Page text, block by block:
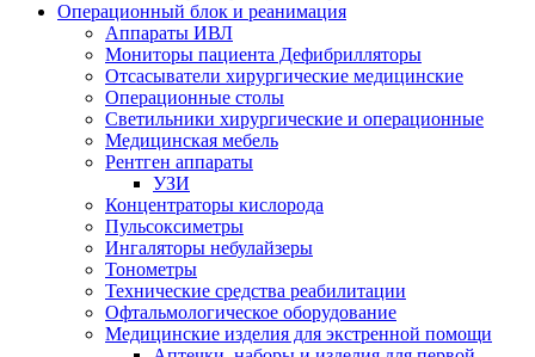
Операционный блок и реанимация
Аппараты ИВЛ
Мониторы пациента Дефибрилляторы
Отсасыватели хирургические медицинские
Операционные столы
Светильники хирургические и операционные
Медицинская мебель
Рентген аппараты
УЗИ
Концентраторы кислорода
Пульсоксиметры
Ингаляторы небулайзеры
Тонометры
Технические средства реабилитации
Офтальмологическое оборудование
Медицинские изделия для экстренной помощи